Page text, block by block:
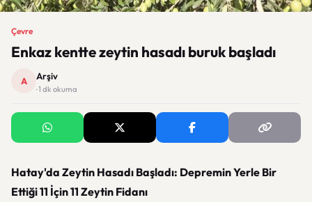
Çevre
Enkaz kentte zeytin hasadı buruk başladı
A Arşiv
· 1 dk okuma
Hatay'da Zeytin Hasadı Başladı: Depremin Yerle Bir
Ettiği 11 İçin 11 Zeytin Fidanı